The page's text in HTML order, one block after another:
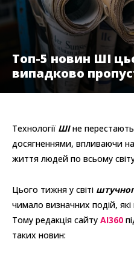
Топ-5 новин ШІ
випадково
Технології ШІне
досягненнями, впливаючи на
життя людей по всьому
Цього тижня у світі
чимало визначних подій,
Тому редакція сайту AI360
таких новин: